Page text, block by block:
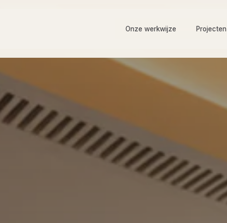
Onze werkwijze Projecten